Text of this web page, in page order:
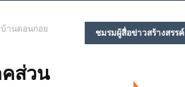
านดอนกอย
ส่วน
ชมรม​ผู้สื่อข่าวสร้างสรรค์​